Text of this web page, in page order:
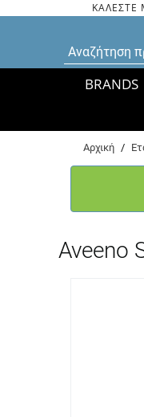
ΚΑΛΕΣΤΕ
BRANDS
Αρχική /
Aveeno